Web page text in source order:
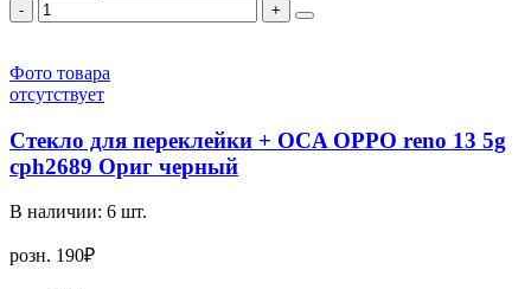
-
+
Фото товара
отсутствует
Стекло для переклейки + OCA OPPO reno 13 5g
cph2689 Ориг черный
В наличии: 6 шт.
розн. 190₽